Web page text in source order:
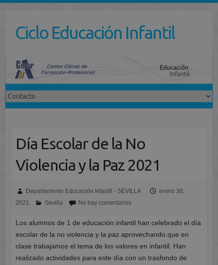
contenidoCiclo Educación Infantil
Día Escolar de la No
Violencia y la Paz 2021
Departamento Educación Infantil - SEVILLA
enero 30,
2021
Sevilla No hay comentarios
Los alumnos de 1 de educación infantil han celebrado el día
escolar de la no violencia y la paz aprovechando que en
clase trabajamos el tema de los valores en infantil. Han
realizado actividades para este día con un trasfondo de